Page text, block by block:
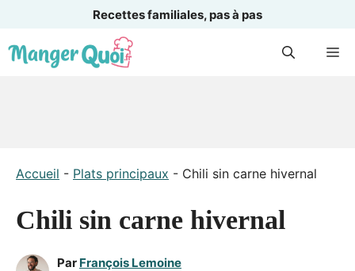
Recettes familiales, pas à pas
au
Accueil - Plats principaux - Chili sin carne hivernal
Chili sin carne hivernal
Par François Lemoine